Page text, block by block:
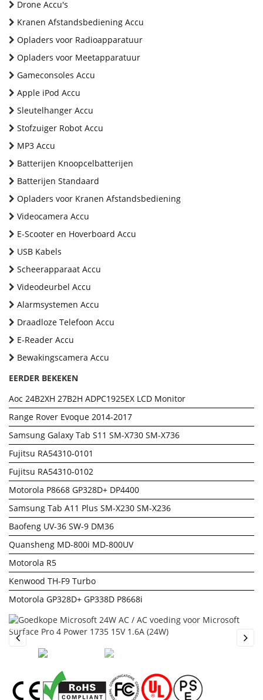
Drone Accu's
Kranen Afstandsbediening Accu
Opladers voor Radioapparatuur
Opladers voor Meetapparatuur
Gameconsoles Accu
Apple iPod Accu
Sleutelhanger Accu
Stofzuiger Robot Accu
MP3 Accu
Batterijen Knoopcelbatterijen
Batterijen Standaard
Opladers voor Kranen Afstandsbediening
Videocamera Accu
E-Scooter en Hoverboard Accu
USB Kabels
Scheerapparaat Accu
Videodeurbel Accu
Alarmsystemen Accu
Draadloze Telefoon Accu
E-Reader Accu
Bewakingscamera Accu
EERDER BEKEKEN
Aoc 24B2XH 27B2H ADPC1925EX LCD Monitor
Range Rover Evoque 2014-2017
Samsung Galaxy Tab S11 SM-X730 SM-X736
Fujitsu RA54310-0101
Fujitsu RA54310-0102
Motorola P8668 GP328D+ DP4400
Samsung Tab A11 Plus SM-X230 SM-X236
Baofeng UV-36 SW-9 DM36
Quansheng MD-800i MD-800UV
Motorola R5
Kenwood TH-F9 Turbo
Motorola GP328D+ GP338D P8668i
Previous